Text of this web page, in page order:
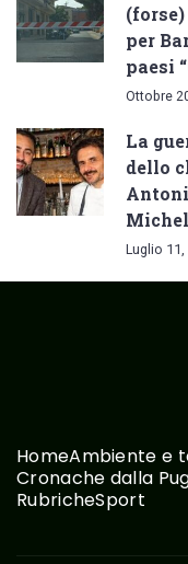
per
paesi
Ottobre
La
dello
Luglio 11,
HomeAmbiente e
Cronache dalla
RubricheSport